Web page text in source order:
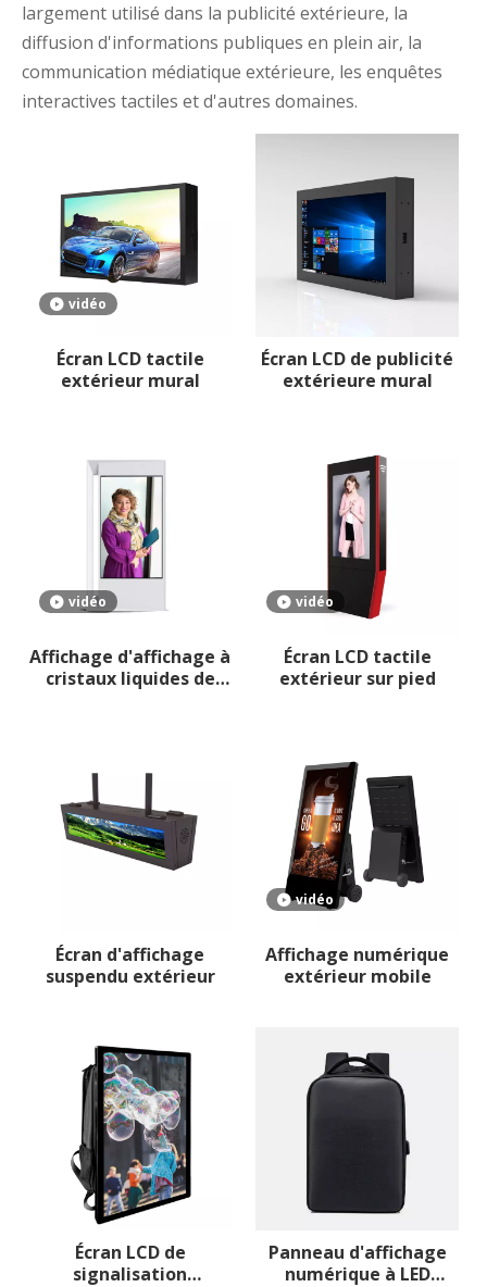
largement utilisé dans la publicité extérieure, la
diffusion d'informations publiques en plein air, la
communication médiatique extérieure, les enquêtes
interactives tactiles et d'autres domaines.
vidéo
Écran LCD tactile
extérieur mural
Écran LCD de publicité
extérieure mural
vidéo
Affichage d'affichage à
cristaux liquides de
vidéo
Écran LCD tactile
extérieur sur pied
Écran d'affichage
suspendu extérieur
vidéo
Affichage numérique
extérieur mobile
Écran LCD de
signalisation
Panneau d'affichage
numérique à LED